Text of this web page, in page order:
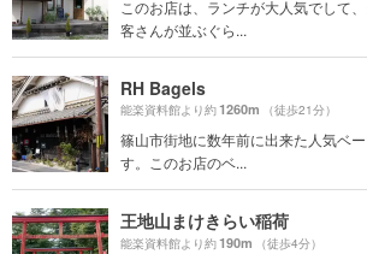
このお店は、ランチが大人気でして
客さんが並ぶぐら...
RH Bagels
能楽資料館より約1260m （徒歩21分）
篠山市街地に数年前に出来た人気ベ
す。このお店のベ...
王地山まけきらい稲荷
能楽資料館より約190m （徒歩4分）